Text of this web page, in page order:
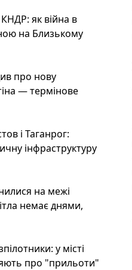
КНДР: як війна в
на Близькому
про нову
— термінове
і Таганрог:
інфраструктуру
на межі
немає днями,
у місті
про "прильоти"